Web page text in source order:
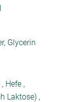
Glycerin
Hefe ,
Laktose) ,